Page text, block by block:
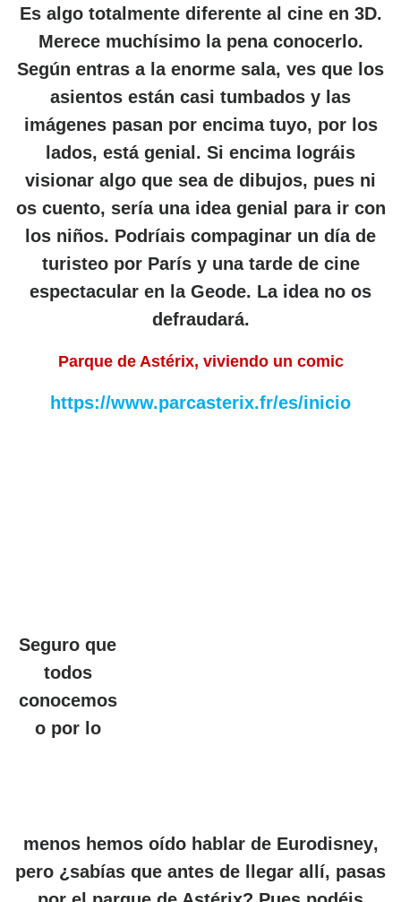
Es algo totalmente diferente al cine en 3D.
Merece muchísimo la pena conocerlo.
Según entras a la enorme sala, ves que los
asientos están casi tumbados y las
imágenes pasan por encima tuyo, por los
lados, está genial. Si encima lográis
visionar algo que sea de dibujos, pues ni
os cuento, sería una idea genial para ir con
los niños. Podríais compaginar un día de
turisteo por París y una tarde de cine
espectacular en la Geode. La idea no os
defraudará.
Parque de Astérix, viviendo un comic
https://www.parcasterix.fr/es/inicio
Seguro que
todos
conocemos
o por lo
menos hemos oído hablar de Eurodisney,
pero ¿sabías que antes de llegar allí, pasas